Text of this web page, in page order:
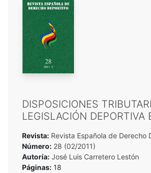
DISPOSICIONES
LEGISLACIÓN DEPORTIVA
Revista: Revista Española de Derecho
Número: 28 (02/2011)
Autoría: José Luis Carretero Lestón
Páginas: 18